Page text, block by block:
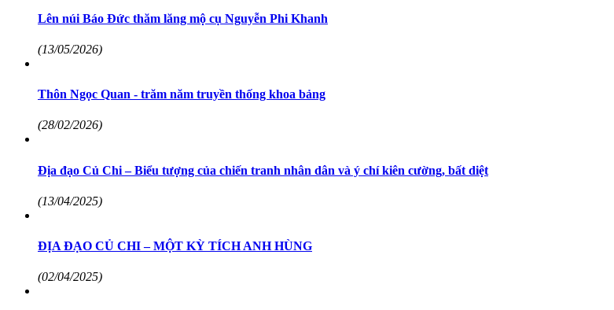
Lên núi Báo Đức thăm lăng mộ cụ Nguyễn Phi Khanh
(13/05/2026)
Thôn Ngọc Quan - trăm năm truyền thống khoa bảng
(28/02/2026)
Địa đạo Củ Chi – Biểu tượng của chiến tranh nhân dân và ý chí kiên cường, bất diệt
(13/04/2025)
ĐỊA ĐẠO CỦ CHI – MỘT KỲ TÍCH ANH HÙNG
(02/04/2025)